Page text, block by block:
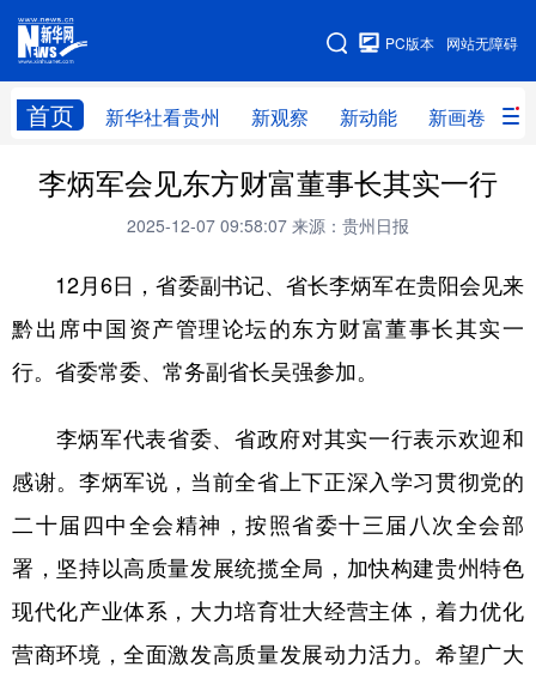
网站无障碍
PC版本
首页 新华社看贵州 新观察 新动能 新画卷
网站地图
新华社看贵州 新观察 新动能 新画卷
贵州领导 人事
专题 访谈 直播 视频
畅游贵州 数字贵州 律动贵州 健康贵州
光影贵州 部门之窗 县区直达
融媒联播 贵阳 遵义 安顺
六盘水 毕节 铜仁 黔东南
黔南 黔西南
地方频道
李炳军会见东方财富董事长其实一行
2025-12-07 09:58:07 来源：贵州日报
12月6日，省委副书记、省长李炳军在贵阳会见来
黔出席中国资产管理论坛的东方财富董事长其实一
行。省委常委、常务副省长吴强参加。
李炳军代表省委、省政府对其实一行表示欢迎和
感谢。李炳军说，当前全省上下正深入学习贯彻党的
二十届四中全会精神，按照省委十三届八次全会部
署，坚持以高质量发展统揽全局，加快构建贵州特色
现代化产业体系，大力培育壮大经营主体，着力优化
营商环境，全面激发高质量发展动力活力。希望广大